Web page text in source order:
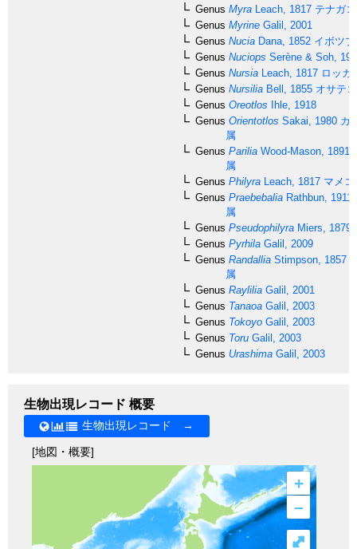
Genus Myra Leach, 1817 テナガ
Genus Myrine Galil, 2001
Genus Nucia Dana, 1852 イボツ
Genus Nuciops Serène & Soh,
Genus Nursia Leach, 1817 ロッカ
Genus Nursilia Bell, 1855 オサテ
Genus Oreotlos Ihle, 1918
Genus Orientotlos Sakai, 1980 カ
属
Genus Parilia Wood-Mason, 1891
属
Genus Philyra Leach, 1817 マメ
Genus Praebebalia Rathbun, 1911
属
Genus Pseudophilyra Miers, 1879
Genus Pyrhila Galil, 2009
Genus Randallia Stimpson, 1857
属
Genus Raylilia Galil, 2001
Genus Tanaoa Galil, 2003
Genus Tokoyo Galil, 2003
Genus Toru Galil, 2003
Genus Urashima Galil, 2003
生物出現レコード 概要
生物出現レコード →
[地図・概要]
+
–
⤢